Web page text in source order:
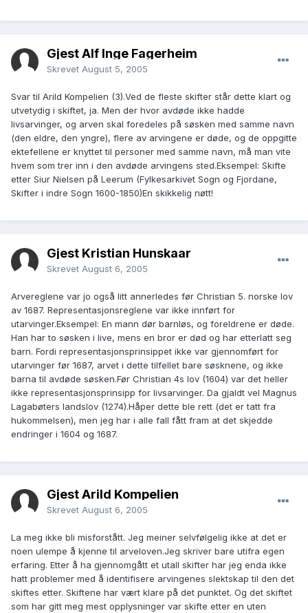
Gjest Alf Inge Fagerheim
Skrevet August 5, 2005
Svar til Arild Kompelien (3).Ved de fleste skifter står dette klart og
utvetydig i skiftet, ja. Men der hvor avdøde ikke hadde
livsarvinger, og arven skal foredeles på søsken med samme navn
(den eldre, den yngre), flere av arvingene er døde, og de oppgitte
ektefellene er knyttet til personer med samme navn, må man vite
hvem som trer inn i den avdøde arvingens sted.Eksempel: Skifte
etter Siur Nielsen på Leerum (Fylkesarkivet Sogn og Fjordane,
Skifter i indre Sogn 1600-1850)En skikkelig nøtt!
Gjest Kristian Hunskaar
Skrevet August 6, 2005
Arvereglene var jo også litt annerledes før Christian 5. norske lov
av 1687. Representasjonsreglene var ikke innført for
utarvinger.Eksempel: En mann dør barnløs, og foreldrene er døde.
Han har to søsken i live, mens en bror er død og har etterlatt seg
barn. Fordi representasjonsprinsippet ikke var gjennomført for
utarvinger før 1687, arvet i dette tilfellet bare søsknene, og ikke
barna til avdøde søsken.Før Christian 4s lov (1604) var det heller
ikke representasjonsprinsipp for livsarvinger. Da gjaldt vel Magnus
Lagabøters landslov (1274).Håper dette ble rett (det er tatt fra
hukommelsen), men jeg har i alle fall fått fram at det skjedde
endringer i 1604 og 1687.
Gjest Arild Kompelien
Skrevet August 6, 2005
La meg ikke bli misforstått. Jeg meiner selvfølgelig ikke at det er
noen ulempe å kjenne til arveloven.Jeg skriver bare utifra egen
erfaring. Etter å ha gjennomgått et utall skifter har jeg enda ikke
hatt problemer med å identifisere arvingenes slektskap til den det
skiftes etter. Skiftene har vært klare på det punktet. Og det skiftet
som har gitt meg mest opplysninger var skifte etter en uten